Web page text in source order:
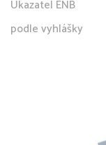
Ukazatel ENB
podle vyhlášky